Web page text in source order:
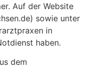
Auf der Website
sowie unter
in
haben.
dem